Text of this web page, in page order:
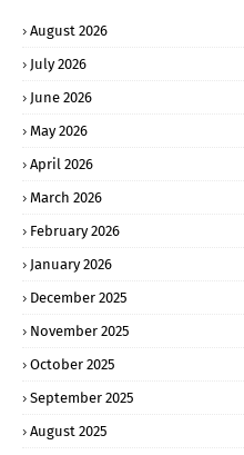
August 2026
July 2026
June 2026
May 2026
April 2026
March 2026
February 2026
January 2026
December 2025
November 2025
October 2025
September 2025
August 2025